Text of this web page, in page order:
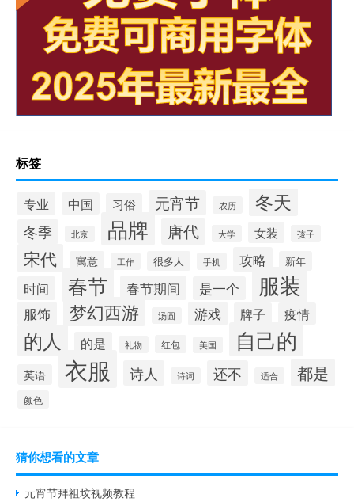
标签
专业 中国 习俗 元宵节 农历 冬天
冬季 北京 品牌 唐代 大学 女装 孩子
宋代 寓意 工作 很多人 手机 攻略 新年
时间 春节 春节期间 是一个 服装
服饰 梦幻西游 汤圆 游戏 牌子 疫情
的人 的是 礼物 红包 美国 自己的
英语 衣服 诗人 诗词 还不 适合 都是
颜色
猜你想看的文章
元宵节拜祖坟视频教程